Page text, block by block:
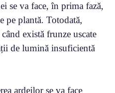
se va face, în prima fază,
pe plantă. Totodată,
există frunze uscate
de lumină insuficientă
ardeilor se va face